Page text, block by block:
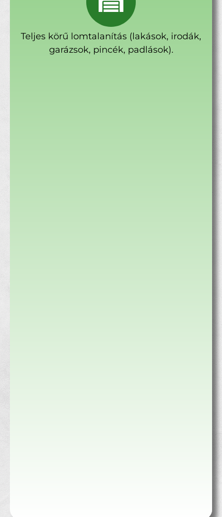
Teljes körű lomtalanítás (lakások, irodák,
garázsok, pincék, padlások).